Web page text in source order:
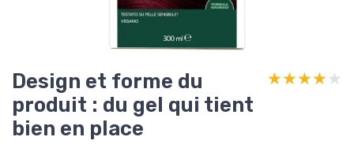
Design et forme du
produit : du gel qui tient
bien en place
★★★★★
★★★★★